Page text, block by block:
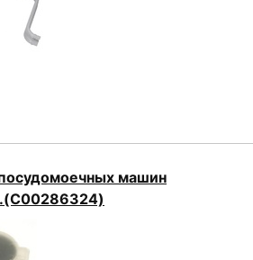
машин